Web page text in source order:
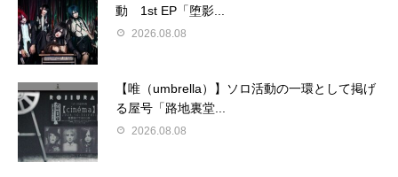
動 1st EP「堕影...
2026.08.08
【唯（umbrella）】ソロ活動の一環として掲げ
る屋号「路地裏堂...
2026.08.08